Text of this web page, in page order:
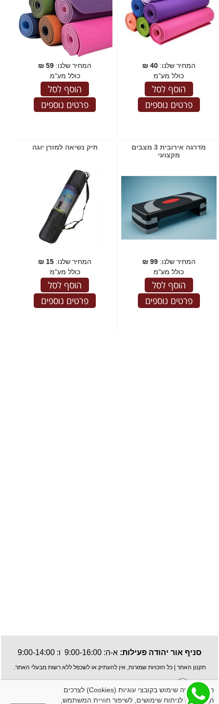
המחיר שלנו:40
₪
כולל מע"מ
הוסף לסל
פרטים נוספים
המחיר שלנו: 59
₪
כולל מע"מ
הוסף לסל
פרטים נוספים
מדרגה אירובית 3 מצבים
מקצועי
המחיר שלנו:99
₪
כולל מע"מ
הוסף לסל
פרטים נוספים
תיק נשיאה למזרן יוגה
המחיר שלנו: 15
₪
כולל מע"מ
הוסף לסל
פרטים נוספים
סניף אור יהודה פעילות: א-ה: 9:00-16:00 ו: 9:00-14:00
תקנון האתר | כל הזכויות שמורות, אין להעתיק או לשכפל ללא רשות מבעלי האתר.
האתר עושה שימוש בקובצי עוגיות (Cookies) לצרכים
תפעוליים, לניתוח שימושים, לשיפור חוויית המשתמש,